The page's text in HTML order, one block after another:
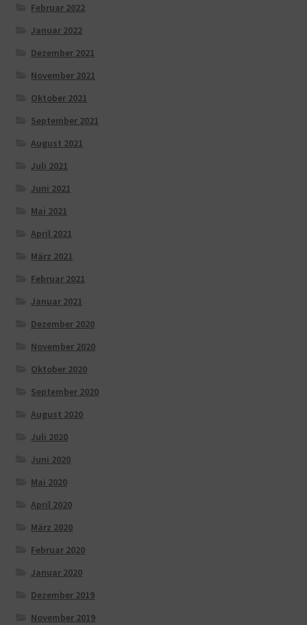
Februar 2022
Januar 2022
Dezember 2021
November 2021
Oktober 2021
September 2021
August 2021
Juli 2021
Juni 2021
Mai 2021
April 2021
März 2021
Februar 2021
Januar 2021
Dezember 2020
November 2020
Oktober 2020
September 2020
August 2020
Juli 2020
Juni 2020
Mai 2020
April 2020
März 2020
Februar 2020
Januar 2020
Dezember 2019
November 2019